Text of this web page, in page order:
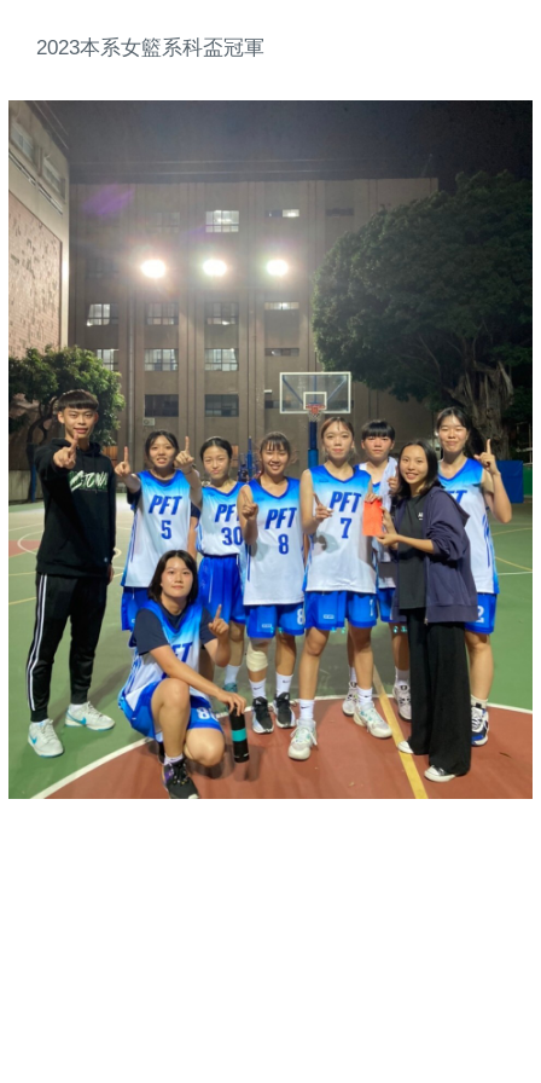
2023本系女籃系科盃冠軍